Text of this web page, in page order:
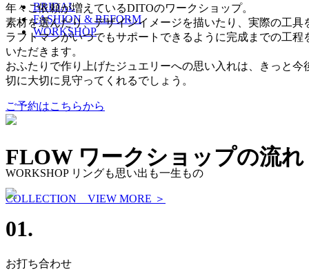
BRIDAL
FASHION & REFORM
WORKSHOP
WORKSHOP リングも思い出も一生もの
COLLECTION VIEW MORE ＞
年々ご依頼が増えているDITOのワークショップ。
素材を選んだり、デザインイメージを描いたり、実際の工具
ラフトマンがいつでもサポートできるように完成までの工程
いただきます。
おふたりで作り上げたジュエリーへの思い入れは、きっと今
切に大切に見守ってくれるでしょう。
ご予約はこちらから
FLOW ワークショップの流れ
01.
お打ち合わせ